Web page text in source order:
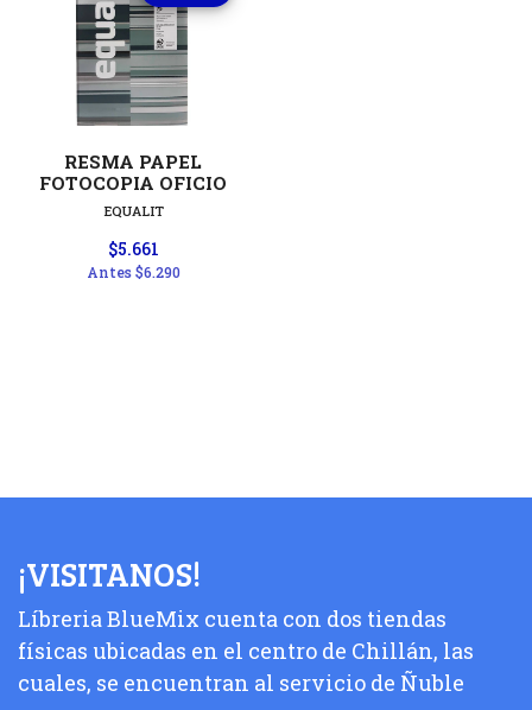
RESMA PAPEL
FOTOCOPIA OFICIO
EQUALIT
$5.661
Antes$6.290
¡VISITANOS!
Líbreria BlueMix cuenta con dos tiendas
físicas ubicadas en el centro de Chillán, las
cuales, se encuentran al servicio de Ñuble